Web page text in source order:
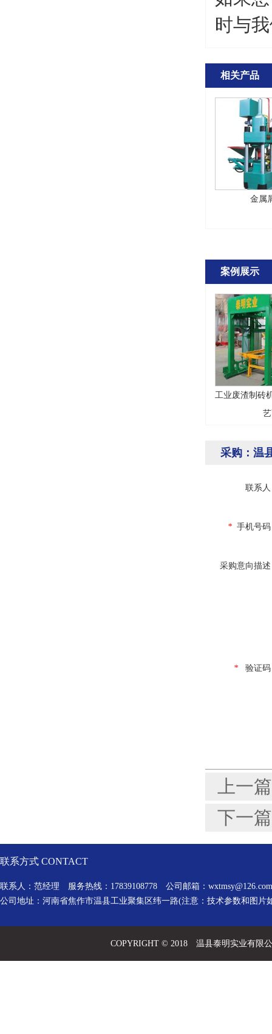
时与
相关产品
金属
案例展示
工业废渣制砖
采购：温
联系
* 手机号
采购意向描
* 验证
上一
下一
联系方式 CONTACT
联系人：范经理 服务热线：17839108778 公司邮箱： wxtmsy@126.com
公司地址：河南省焦作市温县工业聚集区纬一路(注意：技术参数和图片
COPYRIGHT © 2018 温县泰明实业有限